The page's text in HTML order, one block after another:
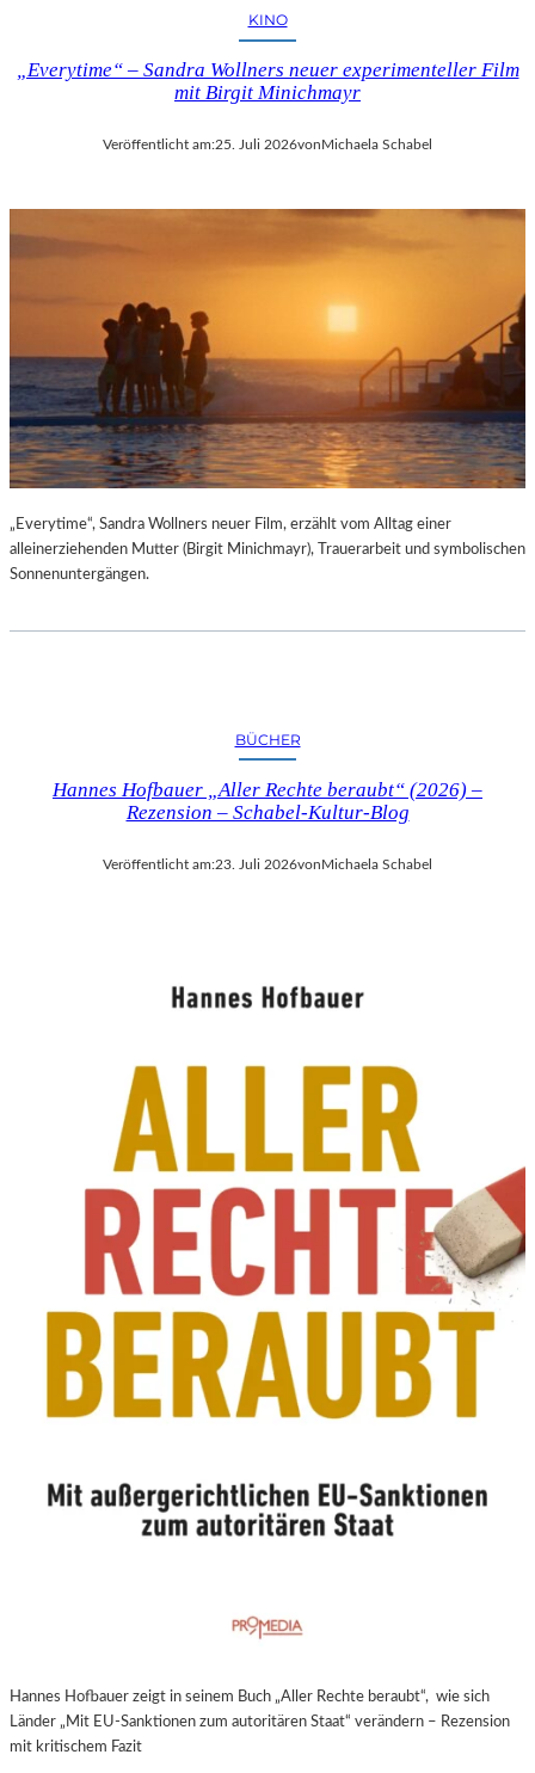
KINO
„Everytime“ – Sandra Wollners neuer experimenteller Film
mit Birgit Minichmayr
Veröffentlicht am:25. Juli 2026vonMichaela Schabel
„Everytime“, Sandra Wollners neuer Film, erzählt vom Alltag einer
alleinerziehenden Mutter (Birgit Minichmayr), Trauerarbeit und symbolischen
Sonnenuntergängen.
BÜCHER
Hannes Hofbauer „Aller Rechte beraubt“ (2026) –
Rezension – Schabel-Kultur-Blog
Veröffentlicht am:23. Juli 2026vonMichaela Schabel
Hannes Hofbauer zeigt in seinem Buch „Aller Rechte beraubt“, wie sich
Länder „Mit EU-Sanktionen zum autoritären Staat“ verändern – Rezension
mit kritischem Fazit